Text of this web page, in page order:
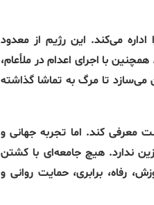
می‌کند. این رژیم از معدود
همچنین با اجرای اعدام در ملأعام،
می‌سازد تا مرگ به تماشا گذاشته
معرفی کند. اما تجربه جهانی و
ندارد.هیچ جامعه‌ای با کشتن
رفاه، برابری، حمایت روانی و